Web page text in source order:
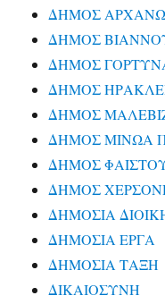
ΔΗΜΟΣ
ΔΗΜΟΣ
ΔΗΜΟΣ
ΔΗΜΟΣ
ΔΗΜΟΣ
ΔΗΜΟΣ ΜΙΝΩΑ
ΔΗΜΟΣ
ΔΗΜΟΣ
ΔΗΜΟΣΙΑ
ΔΗΜΟΣΙΑ ΕΡΓΑ
ΔΗΜΟΣΙΑ ΤΑΞΗ
ΔΙΚΑΙΟΣΥΝΗ